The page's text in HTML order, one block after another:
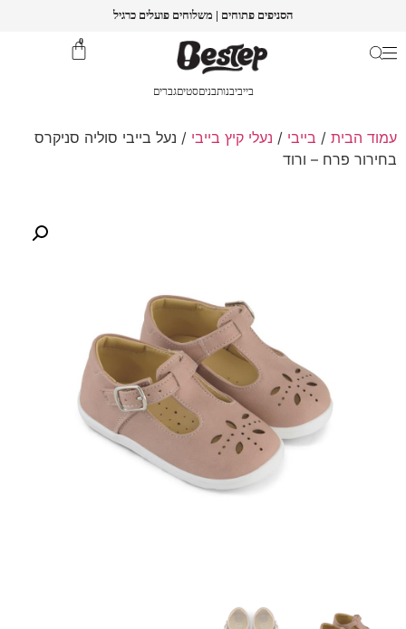
הסניפים פתוחים | משלוחים פועלים כרגיל
0
בייביבנותבניםסטיםגברים
עמוד הבית / בייבי / נעלי קיץ בייבי / נעל בייבי סוליה סניקרס
בחירור פרח – ורוד